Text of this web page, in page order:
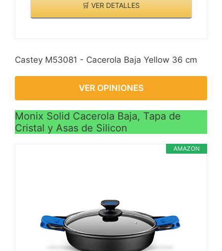
🛒 VER DETALLES
Castey M53081 - Cacerola Baja Yellow 36 cm
VER OPINIONES
Monix Solid Cacerola Baja, Tapa de
Cristal y Asas de Silicon
AMAZON